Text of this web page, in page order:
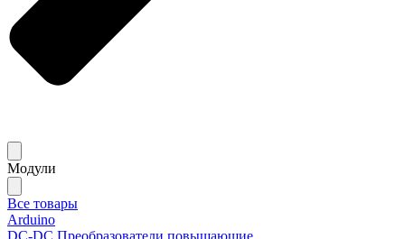
Модули
Все товары
Arduino